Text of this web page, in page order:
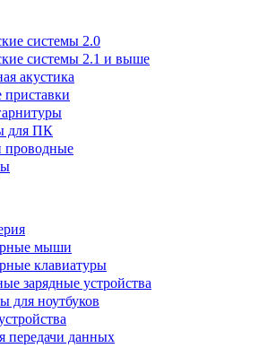
системы 2.0
системы 2.1 и выше
акустика
для ПК
мыши
клавиатуры
зарядные устройства
для ноутбуков
передачи данных